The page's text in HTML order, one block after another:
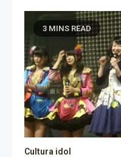
3 MINS READ
Cultura idol